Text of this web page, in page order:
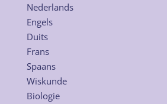
Nederlands
Engels
Duits
Frans
Spaans
Wiskunde
Biologie